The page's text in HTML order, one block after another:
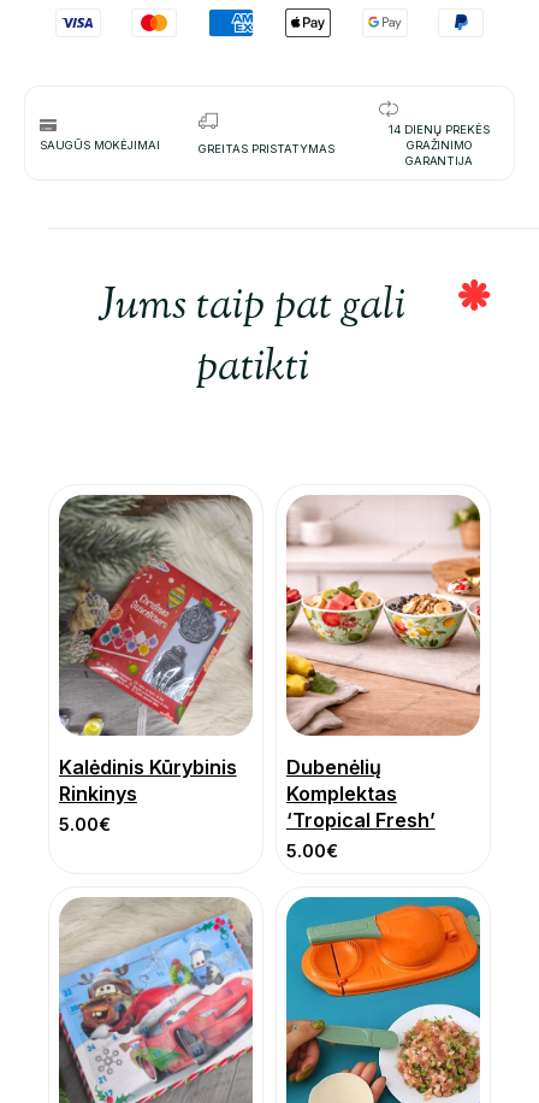
SAUGŪS MOKĖJIMAI GREITAS PRISTATYMAS
14 DIENŲ PREKĖS
GRAŽINIMO
GARANTIJA
Jums taip pat gali
patikti
Kalėdinis Kūrybinis
Rinkinys
5.00€
Dubenėlių
Komplektas
‘Tropical Fresh’
5.00€